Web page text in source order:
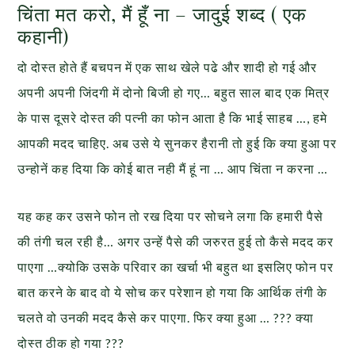
चिंता मत करो, मैं हूँ ना – जादुई शब्द ( एक
कहानी)
दो दोस्त होते हैं बचपन में एक साथ खेले पढे और शादी हो गई और
अपनी अपनी जिंदगी में दोनो बिजी हो गए… बहुत साल बाद एक मित्र
के पास दूसरे दोस्त की पत्नी का फोन आता है कि भाई साहब …, हमे
आपकी मदद चाहिए. अब उसे ये सुनकर हैरानी तो हुई कि क्या हुआ पर
उन्होनें कह दिया कि कोई बात नही मैं हूं ना … आप चिंता न करना …
यह कह कर उसने फोन तो रख दिया पर सोचने लगा कि हमारी पैसे
की तंगी चल रही है… अगर उन्हें पैसे की जरुरत हुई तो कैसे मदद कर
पाएगा …क्योकि उसके परिवार का खर्चा भी बहुत था इसलिए फोन पर
बात करने के बाद वो ये सोच कर परेशान हो गया कि आर्थिक तंगी के
चलते वो उनकी मदद कैसे कर पाएगा. फिर क्या हुआ … ??? क्या
दोस्त ठीक हो गया ???